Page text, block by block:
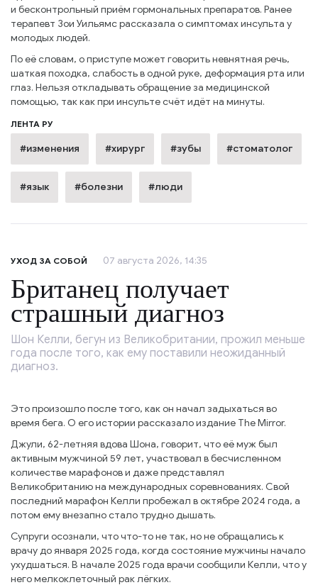
и бесконтрольный приём гормональных препаратов. Ранее
терапевт Зои Уильямс рассказала о симптомах инсульта у
молодых людей.
По её словам, о приступе может говорить невнятная речь,
шаткая походка, слабость в одной руке, деформация рта или
глаз. Нельзя откладывать обращение за медицинской
помощью, так как при инсульте счёт идёт на минуты.
ЛЕНТА РУ
#изменения #хирург #зубы #стоматолог
#язык #болезни #люди
УХОД ЗА СОБОЙ 07 августа 2026, 14:35
Британец получает
страшный диагноз
Шон Келли, бегун из Великобритании, прожил меньше
года после того, как ему поставили неожиданный
диагноз.
Это произошло после того, как он начал задыхаться во
время бега. О его истории рассказало издание The Mirror.
Джули, 62-летняя вдова Шона, говорит, что её муж был
активным мужчиной 59 лет, участвовал в бесчисленном
количестве марафонов и даже представлял
Великобританию на международных соревнованиях. Свой
последний марафон Келли пробежал в октябре 2024 года, а
потом ему внезапно стало трудно дышать.
Супруги осознали, что что-то не так, но не обращались к
врачу до января 2025 года, когда состояние мужчины начало
ухудшаться. В начале 2025 года врачи сообщили Келли, что у
него мелкоклеточный рак лёгких.